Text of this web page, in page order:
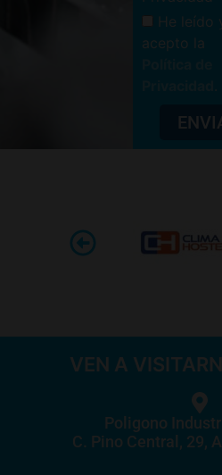
He leído
acepto la
VEN A
Poligono
C. Pino Central, 29,